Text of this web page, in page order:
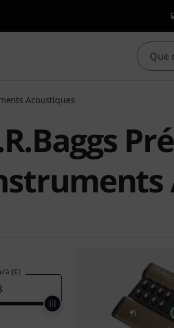
Acoustiques
(€)